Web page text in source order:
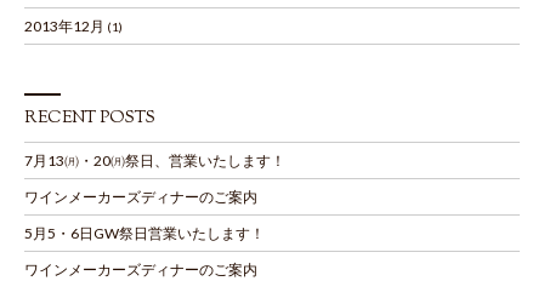
2013年12月 (1)
RECENT POSTS
7月13㈪・20㈪祭日、営業いたします！
ワインメーカーズディナーのご案内
5月5・6日GW祭日営業いたします！
ワインメーカーズディナーのご案内